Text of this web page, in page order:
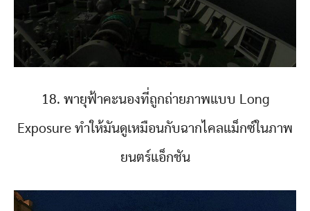
18. พายุฟ้าคะนองที่ถูกถ่ายภาพแบบ Long
Exposure ทำให้มันดูเหมือนกับฉากไคลแม็กซ์ในภาพ
ยนตร์แอ็กชัน